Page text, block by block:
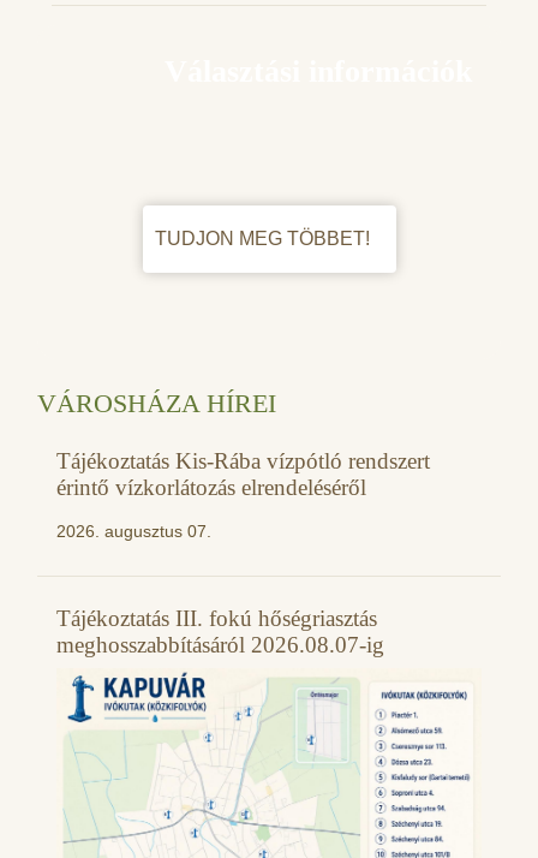
TUDJON MEG TÖBBET!
VÁROSHÁZA HÍREI
Tájékoztatás Kis-Rába vízpótló rendszert
érintő vízkorlátozás elrendeléséről
2026. augusztus 07.
Tájékoztatás III. fokú hőségriasztás
meghosszabbításáról 2026.08.07-ig